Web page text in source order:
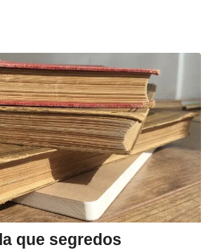
que segredos